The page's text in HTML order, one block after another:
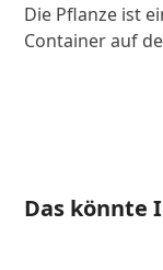
Die Pflanze ist
Container auf
Das könnte